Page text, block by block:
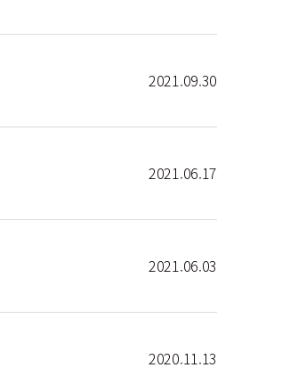
2021.09.30
2021.06.17
2021.06.03
2020.11.13